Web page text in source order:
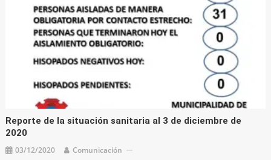
Reporte de la situación sanitaria al 3 de diciembre de
2020
03/12/2020 Comunicación